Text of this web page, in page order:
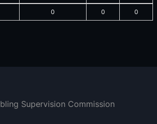
0 0 0
Supervision Commission